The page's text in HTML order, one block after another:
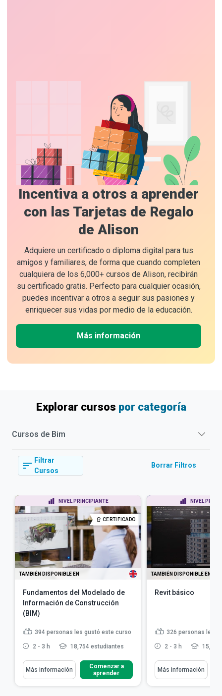
Incentiva a otros a aprender
con las Tarjetas de Regalo
de Alison
Adquiere un certificado o diploma digital para tus
amigos y familiares, de forma que cuando completen
cualquiera de los 6,000+ cursos de Alison, recibirán
su certificado gratis. Perfecto para cualquier ocasión,
puedes incentivar a otros a seguir sus pasiones y
enriquecer sus vidas por medio de la educación.
Más información
Explorar cursos por categoría
Cursos de Bim
Filtrar
Cursos
Borrar Filtros
NIVEL PRINCIPIANTE
CERTIFICADO
TAMBIÉN DISPONIBLE EN
Fundamentos del Modelado de
Información de Construcción
(BIM)
394 personas les gustó este curso
2 - 3 h 18,754 estudiantes
Más información
Comenzar a
aprender
NIVEL
TAMBIÉN DISPONIBLE EN
Revit básico
326 personas les
2 - 3 h
Más información